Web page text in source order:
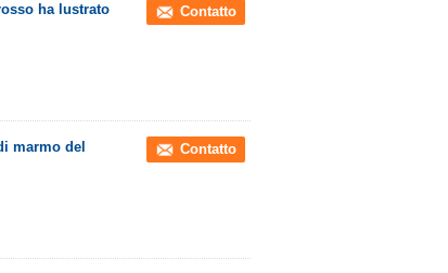
ha lustrato
Contatto
marmo del
Contatto